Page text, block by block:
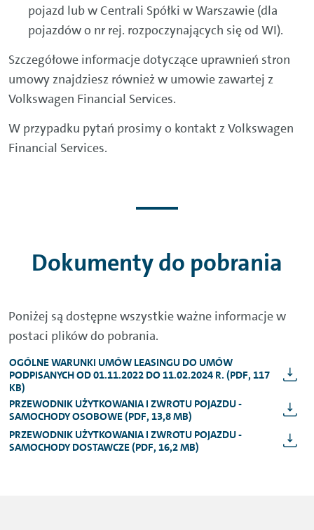
pojazd lub w Centrali Spółki w Warszawie (dla
pojazdów o nr rej. rozpoczynających się od WI).
Szczegółowe informacje dotyczące uprawnień stron
umowy znajdziesz również w umowie zawartej z
Volkswagen Financial Services.
W przypadku pytań prosimy o kontakt z Volkswagen
Financial Services.
Dokumenty do pobrania
Poniżej są dostępne wszystkie ważne informacje w
postaci plików do pobrania.
OGÓLNE WARUNKI UMÓW LEASINGU DO UMÓW
PODPISANYCH OD 01.11.2022 DO 11.02.2024 R. (PDF, 117
KB)
PRZEWODNIK UŻYTKOWANIA I ZWROTU POJAZDU -
SAMOCHODY OSOBOWE (PDF, 13,8 MB)
PRZEWODNIK UŻYTKOWANIA I ZWROTU POJAZDU -
SAMOCHODY DOSTAWCZE (PDF, 16,2 MB)